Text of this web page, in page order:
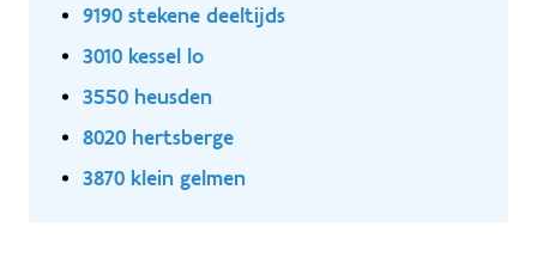
9190 stekene deeltijds
3010 kessel lo
3550 heusden
8020 hertsberge
3870 klein gelmen